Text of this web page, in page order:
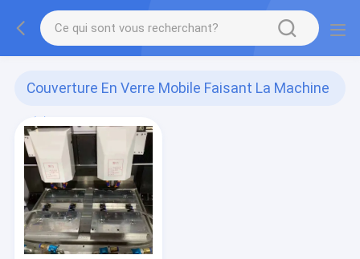
Couverture En Verre Mobile Faisant La Machine
(1)